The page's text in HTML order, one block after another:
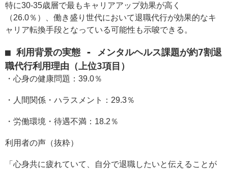
特に30-35歳層で最もキャリアアップ効果が高く
（26.0％）、働き盛り世代において退職代行が効果的なキ
ャリア転換手段となっている可能性も示唆できる。
■ 利用背景の実態 - メンタルヘルス課題が約7割退
職代行利用理由（上位3項目）
・心身の健康問題：39.0％
・人間関係・ハラスメント：29.3％
・労働環境・待遇不満：18.2％
利用者の声（抜粋）
「心身共に疲れていて、自分で退職したいと伝えることが